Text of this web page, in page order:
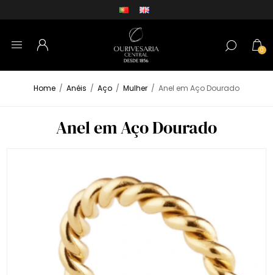
0
Home / Anéis / Aço / Mulher / Anel em Aço Dourado
Anel em Aço Dourado